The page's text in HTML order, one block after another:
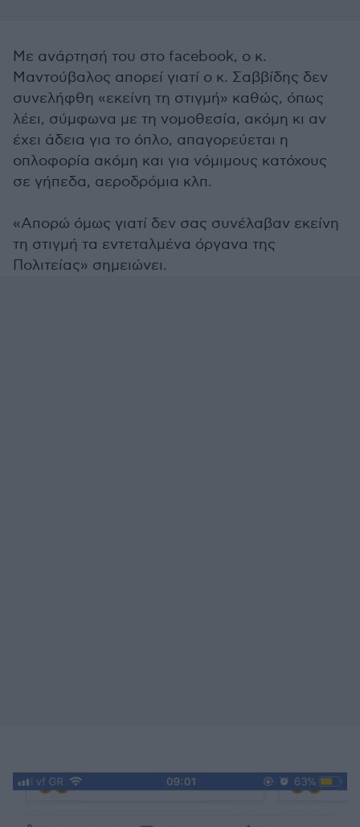
Με ανάρτησή του στο facebook, ο κ.
Μαντούβαλος απορεί γιατί ο κ. Σαββίδης δεν
συνελήφθη «εκείνη τη στιγμή» καθώς, όπως
λέει, σύμφωνα με τη νομοθεσία, ακόμη κι αν
έχει άδεια για το όπλο, απαγορεύεται η
οπλοφορία ακόμη και για νόμιμους κατόχους
σε γήπεδα, αεροδρόμια κλπ.
«Απορώ όμως γιατί δεν σας συνέλαβαν εκείνη
τη στιγμή τα εντεταλμένα όργανα της
Πολιτείας» σημειώνει.